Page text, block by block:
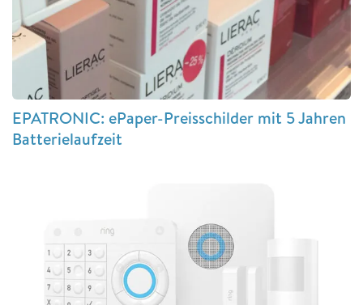
EPATRONIC: ePaper-Preisschilder mit 5 Jahren
Batterielaufzeit